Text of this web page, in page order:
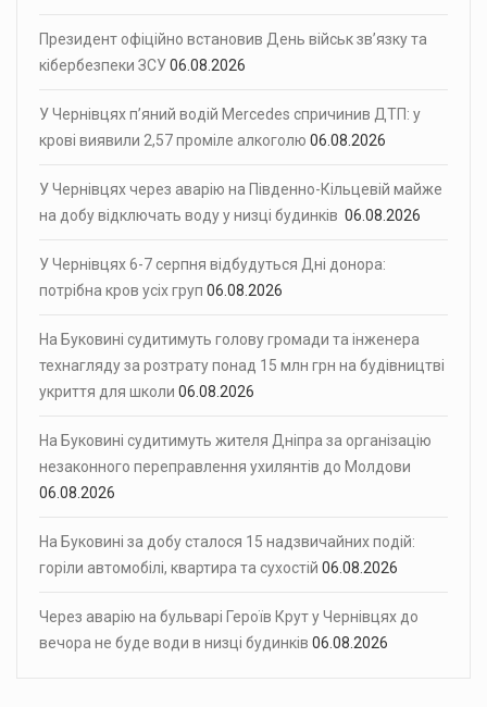
Президент офіційно встановив День військ зв’язку та
кібербезпеки ЗСУ06.08.2026
У Чернівцях п’яний водій Mercedes спричинив ДТП: у
крові виявили 2,57 проміле алкоголю 06.08.2026
У Чернівцях через аварію на Південно-Кільцевій майже
на добу відключать воду у низці будинків 06.08.2026
У Чернівцях 6-7 серпня відбудуться Дні донора:
потрібна кров усіх груп 06.08.2026
На Буковині судитимуть голову громади та інженера
технагляду за розтрату понад 15 млн грн на будівництві
укриття для школи 06.08.2026
На Буковині судитимуть жителя Дніпра за організацію
незаконного переправлення ухилянтів до Молдови
06.08.2026
На Буковині за добу сталося 15 надзвичайних подій:
горіли автомобілі, квартира та сухостій 06.08.2026
Через аварію на бульварі Героїв Крут у Чернівцях до
вечора не буде води в низці будинків 06.08.2026